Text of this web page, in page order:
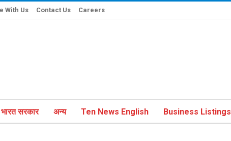
With Us Contact Us Careers
भारत सरकार अन्य Ten News English Business Listings